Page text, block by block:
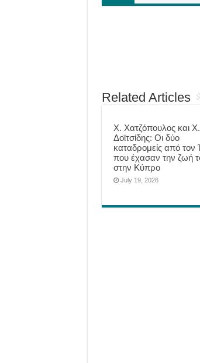
Related Articles
Χ. Χατζόπουλος και Χ.
Δοϊτσίδης: Οι δύο
καταδρομείς από
που έχασαν την ζωή
στην Κύπρο
July 19, 2026